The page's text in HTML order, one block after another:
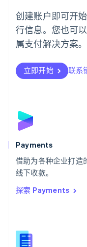
创建账户即可开
行信息。您也可
属支付解决方案。
立即开始 联系
Payments
借助为各种企业打造
线下收款。
探索 Payments
葡萄牙
Português English
日本
日本語English
瑞典
瑞士
DeutschFrançais
English
斯洛文尼亚
泰国
ไทยEnglish
希腊
English
西班牙
新西兰
English